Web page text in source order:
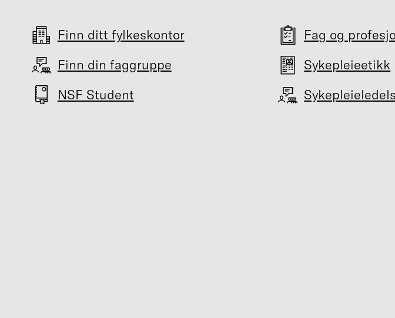
Finn ditt fylkeskontor
Finn din faggruppe
NSF Student
Fag og
Sykepleieetikk